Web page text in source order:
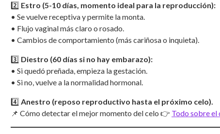
2️⃣ Estro (5-10 días, momento ideal para la reproducción):
• Se vuelve receptiva y permite la monta.
• Flujo vaginal más claro o rosado.
• Cambios de comportamiento (más cariñosa o inquieta).
3️⃣ Diestro (60 días si no hay embarazo):
• Si quedó preñada, empieza la gestación.
• Si no, vuelve a la normalidad hormonal.
4️⃣ Anestro (reposo reproductivo hasta el próximo celo).
📌 Cómo detectar el mejor momento del celo 👉 Todo sobre el